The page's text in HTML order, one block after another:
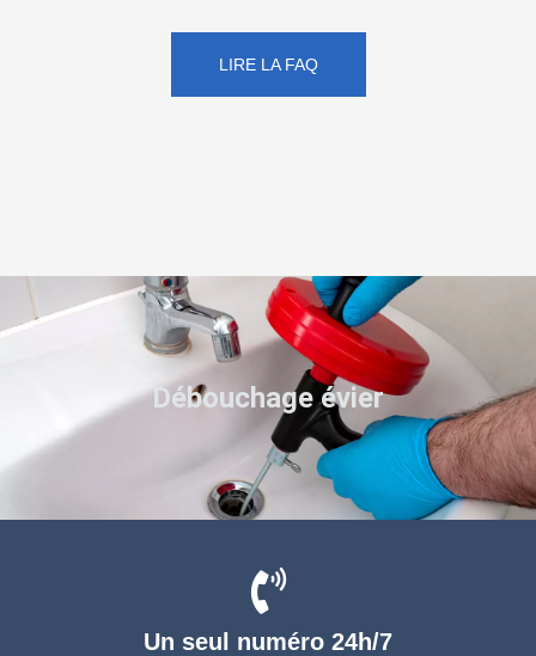
LIRE LA FAQ
Un seul numéro 24h/7
Débouchage évier